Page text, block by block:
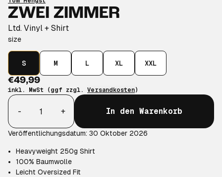
ZWEI ZIMMER
Ltd. Vinyl + Shirt
size
S M L XL XXL
€49,99
inkl. MwSt (ggf zzgl. Versandkosten)
Anzahl
-
+ In den Warenkorb
Veröffentlichungsdatum: 30 Oktober 2026
Heavyweight 250g Shirt
100% Baumwolle
Leicht Oversized Fit